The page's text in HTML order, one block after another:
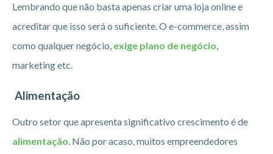
Lembrando que não basta apenas criar uma loja online e
acreditar que isso será o suficiente. O e-commerce, assim
como qualquer negócio, exige plano de negócio,
marketing etc.
Alimentação
Outro setor que apresenta significativo crescimento é de
alimentação. Não por acaso, muitos empreendedores